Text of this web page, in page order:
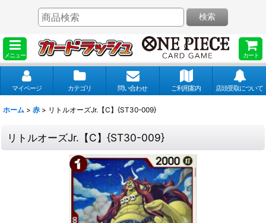
メニュー カート
検索
マイページ カテゴリ 問い合わせ ご利用案内 店頭受取について
ホーム > 赤 > リトルオーズJr.【C】{ST30-009}
リトルオーズJr.【C】{ST30-009}